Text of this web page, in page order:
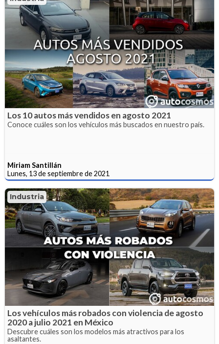
Los 10 autos más vendidos en agosto 2021
Conoce cuáles son los vehículos más buscados en nuestro país.
Miriam Santillán
Lunes, 13 de septiembre de 2021
Industria
Los vehículos más robados con violencia de agosto
2020 a julio 2021 en México
Descubre cuáles son los modelos más atractivos para los
asaltantes.